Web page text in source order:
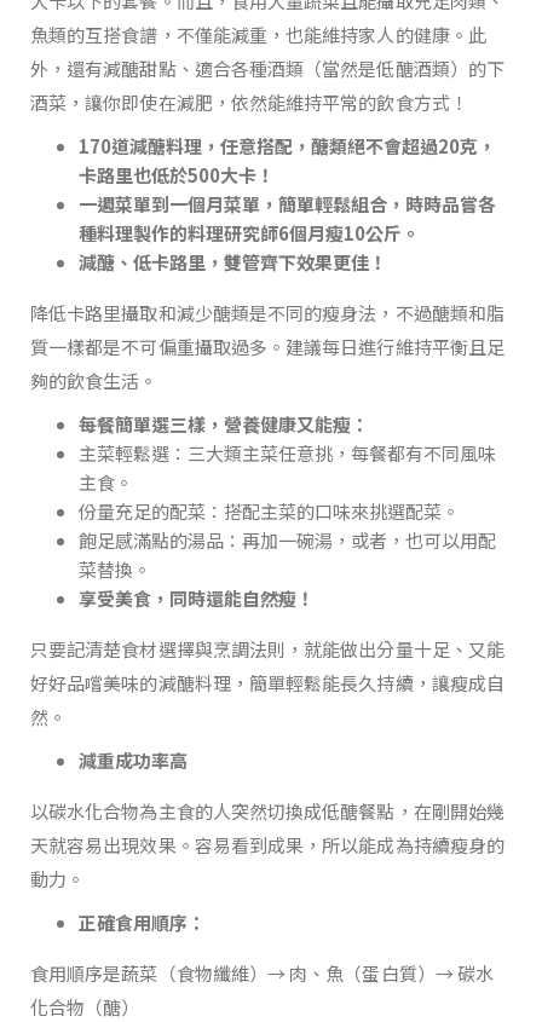
魚類的互搭食譜，不僅能減重，也能維持家人的健康。此
外，還有減醣甜點、適合各種酒類（當然是低醣酒類）的下
酒菜，讓你即使在減肥，依然能維持平常的飲食方式！
170道減醣料理，任意搭配，醣類絕不會超過20克，
卡路里也低於500大卡！
一週菜單到一個月菜單，簡單輕鬆組合，時時品嘗各
種料理製作的料理研究師6個月瘦10公斤。
減醣、低卡路里，雙管齊下效果更佳！
降低卡路里攝取和減少醣類是不同的瘦身法，不過醣類和脂
質一樣都是不可偏重攝取過多。建議每日進行維持平衡且足
夠的飲食生活。
每餐簡單選三樣，營養健康又能瘦：
主菜輕鬆選：三大類主菜任意挑，每餐都有不同風味
主食。
份量充足的配菜：搭配主菜的口味來挑選配菜。
飽足感滿點的湯品：再加一碗湯，或者，也可以用配
菜替換。
享受美食，同時還能自然瘦！
只要記清楚食材選擇與烹調法則，就能做出分量十足、又能
好好品嚐美味的減醣料理，簡單輕鬆能長久持續，讓瘦成自
然。
減重成功率高
以碳水化合物為主食的人突然切換成低醣餐點，在剛開始幾
天就容易出現效果。容易看到成果，所以能成為持續瘦身的
動力。
正確食用順序：
食用順序是蔬菜（食物纖維）→ 肉、魚（蛋白質）→ 碳水
化合物（醣）